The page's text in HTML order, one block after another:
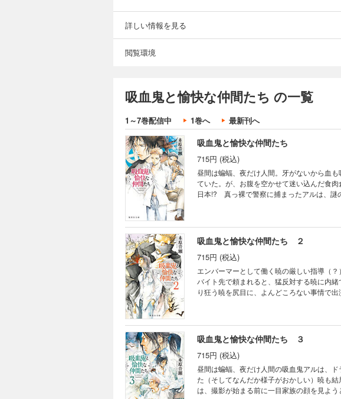
詳しい情報を見る
閲覧環境
吸血鬼と愉快な仲間たち の一覧
1～7巻配信中 1巻へ 最新刊へ
吸血鬼と愉快な仲間たち
715円 (税込)
昼間は蝙蝠、夜だけ人間。牙がないから血
ていた。が、お腹を空かせて迷い込んだ食
日本!? 真っ裸で警察に捕まったアルは、謎
吸血鬼と愉快な仲間たち ２
715円 (税込)
エンバーマーとして働く暁の厳しい指導（
バイト先で頼まれると、猛反対する暁に内
り狂う暁を尻目に、よんどころない事情で
吸血鬼と愉快な仲間たち ３
715円 (税込)
昼間は蝙蝠、夜だけ人間の吸血鬼アルは、
た（そしてなんだか様子がおかしい）暁も
は、撮影が始まる前に一目家族の顔を見よ